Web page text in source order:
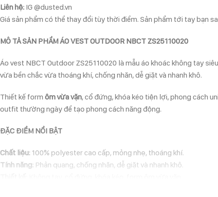
Liên hệ: IG @dusted.vn
Giá sản phẩm có thể thay đổi tùy thời điểm. Sản phẩm tới tay bạn
MÔ TẢ SẢN PHẨM ÁO VEST OUTDOOR NBCT ZS25110020
Áo vest NBCT Outdoor ZS25110020 là mẫu áo khoác không tay
vừa bền chắc vừa thoáng khí, chống nhăn, dễ giặt và nhanh khô.
Thiết kế form ôm vừa vặn, cổ đứng, khóa kéo tiện lợi, phong cách
outfit thường ngày để tạo phong cách năng động.
ĐẶC ĐIỂM NỔI BẬT
Chất liệu: 100% polyester cao cấp, mỏng nhẹ, thoáng khí.
Tính năng: Phản quang, chống nhăn, dễ giặt và nhanh khô.